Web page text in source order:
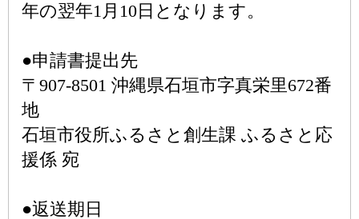
年の翌年1月10日となります。
●申請書提出先
〒907-8501 沖縄県石垣市字真栄里672番
地
石垣市役所ふるさと創生課 ふるさと応
援係 宛
●返送期日